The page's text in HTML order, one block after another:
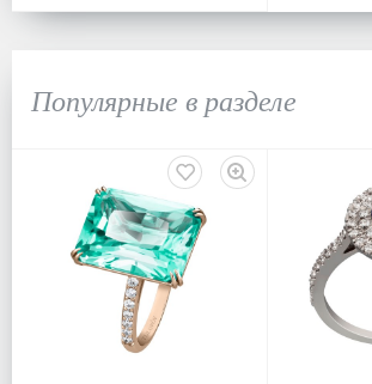
Популярные в разделе